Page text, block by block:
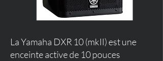
La Yamaha DXR 10 (mkII) est une
enceinte active de 10 pouces